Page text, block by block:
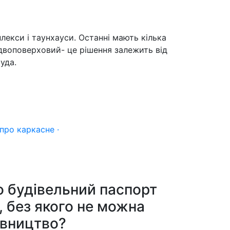
і таунхауси. Останні мають кілька
це рішення залежить від
каркасне ·
паспорт
якого не можна